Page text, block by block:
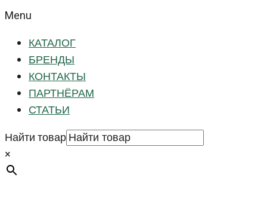
Menu
КАТАЛОГ
БРЕНДЫ
КОНТАКТЫ
ПАРТНЁРАМ
СТАТЬИ
Найти товар
×